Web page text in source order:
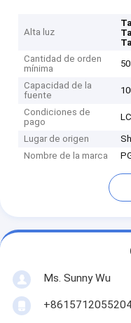
Alta luz
Cantidad de orden
mínima
Capacidad de la
fuente
Condiciones de
pago
Lugar de origen
Nombre de la marca
Ms. Sunny Wu